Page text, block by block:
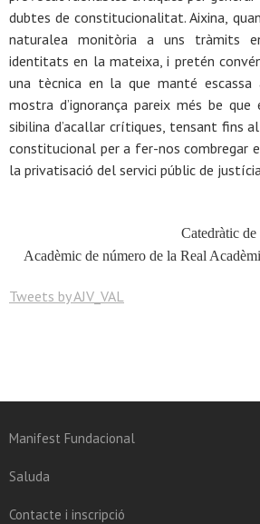
dubtes de constitucionalitat. Aixina,
naturalea monitòria a uns tràmits
identitats en la mateixa, i pretén
una tècnica en la que manté
mostra d’ignorança pareix més be
sibilina d’acallar crítiques, tensant fins
constitucional per a fer-nos combregar
la privatisació del servici públic de
Catedràtic
Acadèmic de número de la Real
Tweets by AJV_VAL
Manifest Fundacional
Saluda
Contacte i inscripció